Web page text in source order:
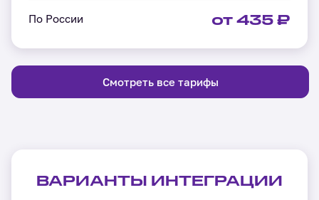
По России от 435 ₽
Смотреть все тарифы
ВАРИАНТЫ ИНТЕГРАЦИИ